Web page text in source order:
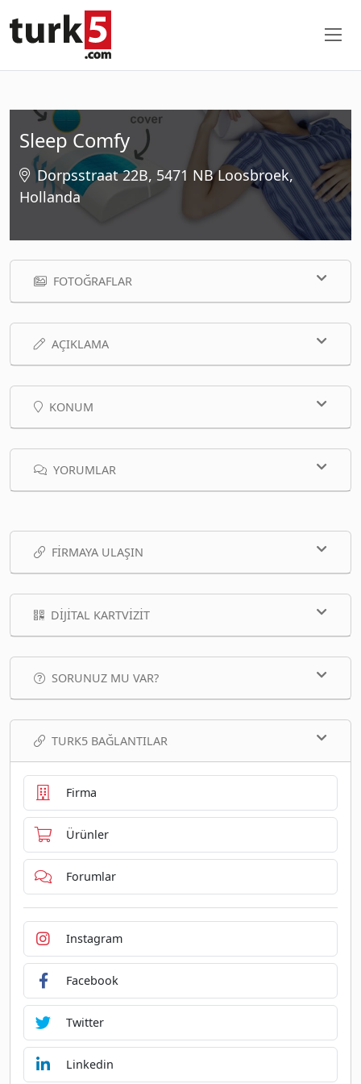
Sleep Comfy
Dorpsstraat 22B, 5471 NB Loosbroek,
Hollanda
FOTOĞRAFLAR
AÇIKLAMA
KONUM
YORUMLAR
FIRMAYA ULAŞIN
DIJITAL KARTVIZIT
SORUNUZ MU VAR?
TURK5 BAĞLANTILAR
Firma
Ürünler
Forumlar
Instagram
Facebook
Twitter
Linkedin